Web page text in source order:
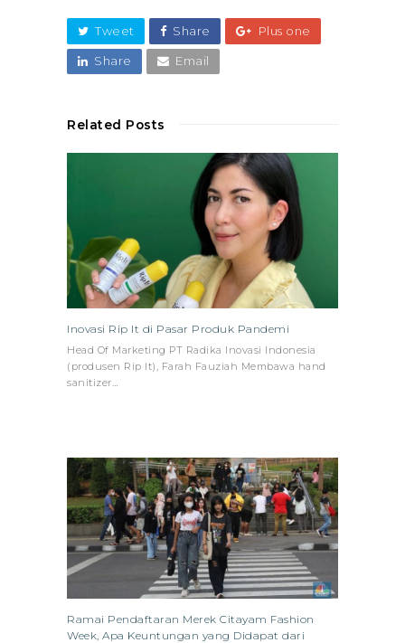
Tweet Share Plus one
Share Email
Related Posts
Inovasi Rip It di Pasar Produk Pandemi
Head Of Marketing PT Radika Inovasi Indonesia
(produsen Rip It), Farah Fauziah Membawa hand
sanitizer…
Ramai Pendaftaran Merek Citayam Fashion
Week, Apa Keuntungan yang Didapat dari